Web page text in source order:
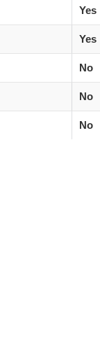
Yes
Yes
No
No
No